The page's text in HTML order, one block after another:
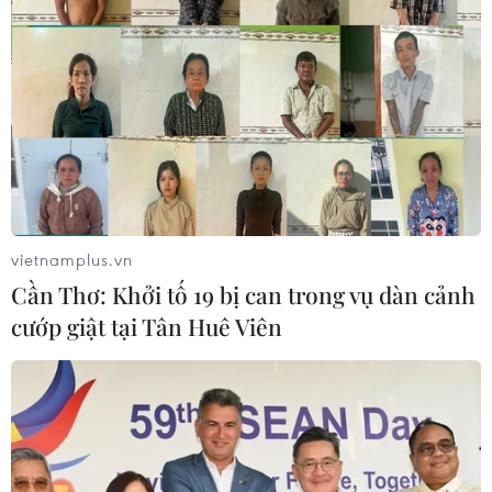
08/08/2026 14:58
Chuyển Bộ Công an thông tin 7 cá
nhân bán vàng không rõ nguồn gốc
08/08/2026 14:37
Olympic Trí tuệ nhân
tạo quốc tế 2026: 7/8 học sinh Việt
Nam đoạt huy chương
08/08/2026 14:24
Áp thấp nhiệt đới đã suy yếu thành
một vùng áp thấp
vietnamplus.vn
Cần Thơ: Khởi tố 19 bị can trong vụ dàn cảnh
cướp giật tại Tân Huê Viên